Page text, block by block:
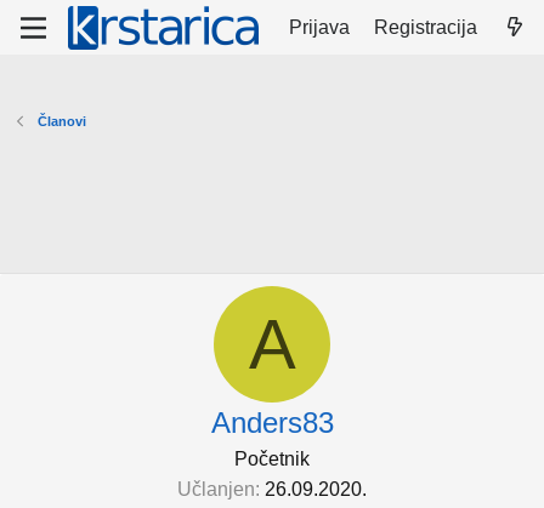
Prijava Registracija
Članovi
A
Anders83
Početnik
Učlanjen 26.09.2020.